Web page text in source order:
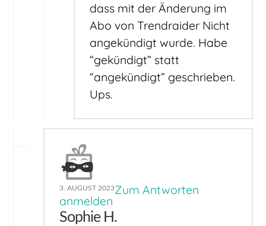
dass mit der Änderung im
Abo von Trendraider Nicht
angekündigt wurde. Habe
“gekündigt” statt
“angekündigt” geschrieben.
Ups.
3. AUGUST 2023Zum Antworten
anmelden
Sophie H.